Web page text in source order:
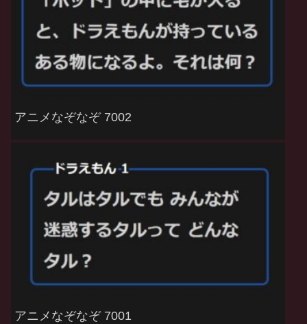
アニメなぞなぞ 7002
アニメなぞなぞ 7001